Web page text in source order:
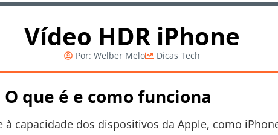
Vídeo HDR iPhone
Por: Welber Melo Dicas Tech
que é e como funciona
à capacidade dos dispositivos da Apple, como